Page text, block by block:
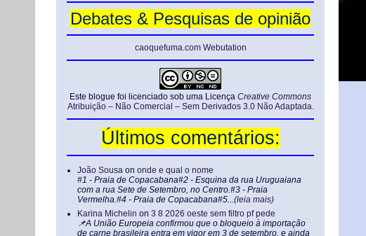
Debates & Pesquisas de opinião
caoquefuma.com Webutation
Este blogue foi licenciado sob uma Licença Creative Commons
Atribuição – Não Comercial – Sem Derivados 3.0 Não Adaptada.
Últimos comentários:
João Sousa on onde e qual o nome
#1 - Praia de Copacabana#2 - Esquina da rua Uruguaiana
com a rua Sete de Setembro, no Centro.#3 - Praia
Vermelha.#4 - Praia de Copacabana#5...(leia mais)
Karina Michelin on 3 8 2026 oeste sem filtro pf pede
📌A União Europeia confirmou que o bloqueio à importação
de carne brasileira entra em vigor em 3 de setembro, e ainda